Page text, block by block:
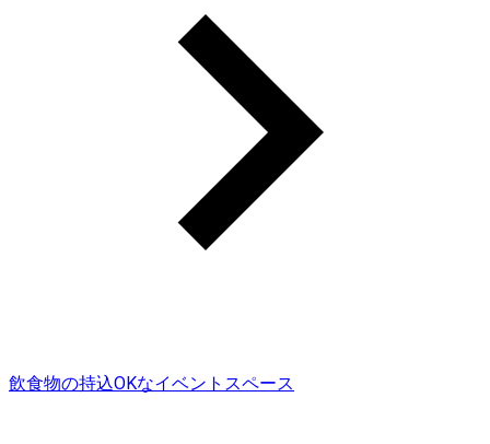
飲食物の持込OKなイベントスペース